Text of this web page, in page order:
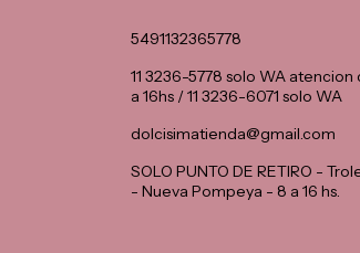
5491132365778
11 3236-5778 solo WA atencion
a 16hs / 11 3236-6071 solo WA
dolcisimatienda@gmail.com
SOLO PUNTO DE RETIRO -
- Nueva Pompeya - 8 a 16 hs.